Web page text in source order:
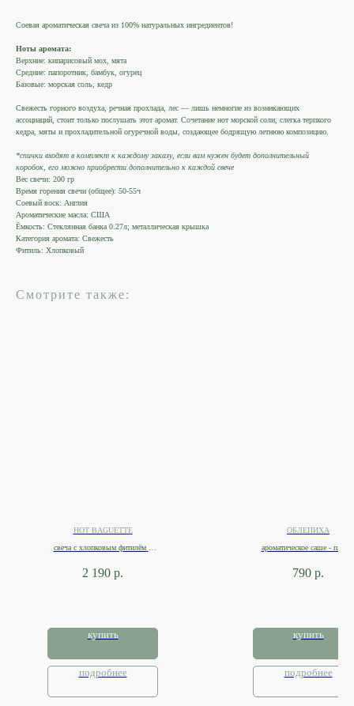
Соевая ароматическая свеча из 100% натуральных ингредиентов!
Ноты аромата:
Верхние: кипарисовый мох, мята
Средние: папоротник, бамбук, огурец
Базовые: морская соль, кедр
Свежесть горного воздуха, речная прохлада, лес — лишь немногие из возникающих
ассоциаций, стоит только послушать этот аромат. Сочетание нот морской соли, слегка терпкого
кедра, мяты и прохладительной огуречной воды, создающее бодрящую летнюю композицию.
*спички входят в комплект к каждому заказу, если вам нужен будет дополнительный
коробок, его можно приобрести дополнительно к каждой свече
Вес свечи: 200 гр
Время горения свечи (общее): 50-55ч
Соевый воск: Англия
Ароматические масла: США
Ёмкость: Стеклянная банка 0.27л; металлическая крышка
Категория аромата: Свежесть
Фитиль: Хлопковый
Смотрите также:
HOT BAGUETTE
свеча с хлопковым фитилём в
2 190 р.
купить
подробнее
ОБЛЕПИХА
ароматическое саше -
790 р.
купить
подробнее